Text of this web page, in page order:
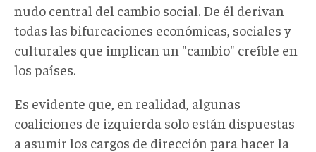
nudo central del cambio social. De él derivan
todas las bifurcaciones económicas, sociales y
culturales que implican un "cambio" creíble en
los países.
Es evidente que, en realidad, algunas
coaliciones de izquierda solo están dispuestas
a asumir los cargos de dirección para hacer la